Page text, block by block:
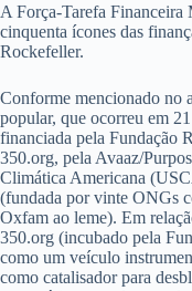
A Força-Tarefa
cinquenta ícones das
Rockefeller.
Conforme mencionado no
popular, que ocorreu em
financiada pela Fundação
350.org, pela Avaaz/
Climática Americana
(fundada por vinte ONGs
Oxfam ao leme). Em
350.org (incubado pela
como um veículo
como catalisador para